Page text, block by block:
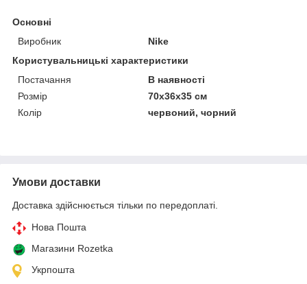
Основні
Виробник
Nike
Користувальницькі характеристики
Постачання
В наявності
Розмір
70x36x35 см
Колір
червоний, чорний
Умови доставки
Доставка здійснюється тільки по передоплаті.
Нова Пошта
Магазини Rozetka
Укрпошта